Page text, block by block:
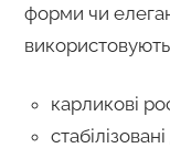
форми чи
використовують
карликові